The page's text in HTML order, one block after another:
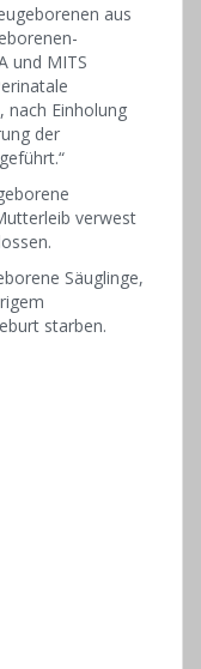
aus
und MITS
nach Einholung
der
verwest
Säuglinge,
starben.